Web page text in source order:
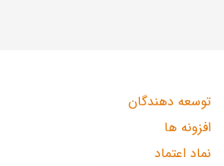
توسعه دهندگان
افزونه ها
نماد اعتماد